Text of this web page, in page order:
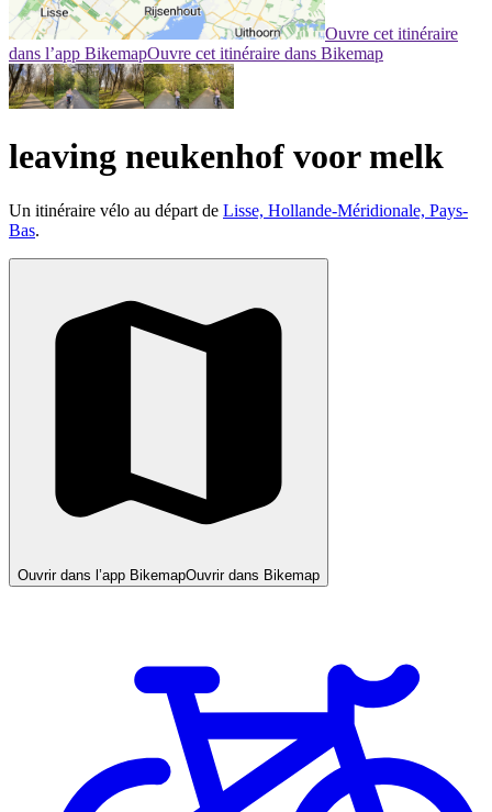
Ouvre cet itinéraire
dans l’app BikemapOuvre cet itinéraire dans Bikemap
leaving neukenhof voor melk
Un itinéraire vélo au départ de Lisse, Hollande-Méridionale, Pays-
Bas.
Ouvrir dans l’app BikemapOuvrir dans Bikemap